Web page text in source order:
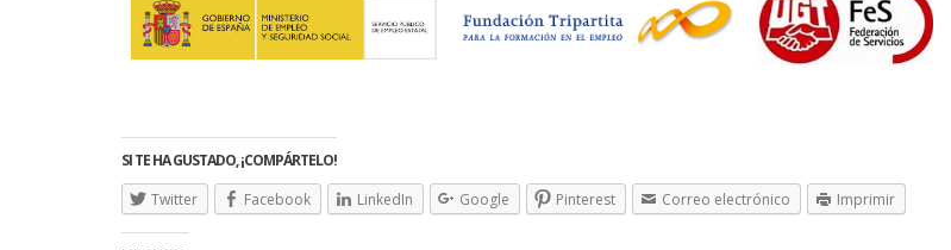
SI TE HA GUSTADO, ¡COMPÁRTELO!
Twitter
Facebook LinkedIn Google Pinterest Correo electrónico Imprimir